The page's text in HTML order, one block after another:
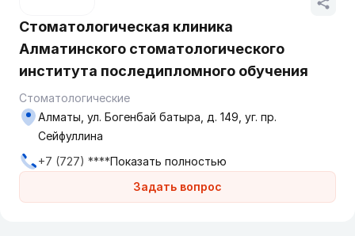
Стоматологическая клиника
Алматинского стоматологического
института последипломного обучения
Стоматологические
Задать вопрос
Алматы, ул. Богенбай батыра, д. 149, уг. пр.
Сейфуллина
+7 (727) ****Показать полностью